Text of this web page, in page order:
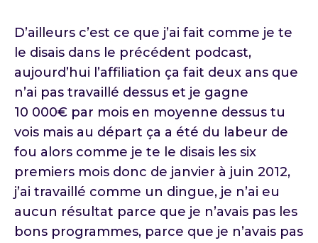
D’ailleurs c’est ce que j’ai fait comme je te
le disais dans le précédent podcast,
aujourd’hui l’affiliation ça fait deux ans que
n’ai pas travaillé dessus et je gagne
10 000€ par mois en moyenne dessus tu
vois mais au départ ça a été du labeur de
fou alors comme je te le disais les six
premiers mois donc de janvier à juin 2012,
j’ai travaillé comme un dingue, je n’ai eu
aucun résultat parce que je n’avais pas les
bons programmes, parce que je n’avais pas